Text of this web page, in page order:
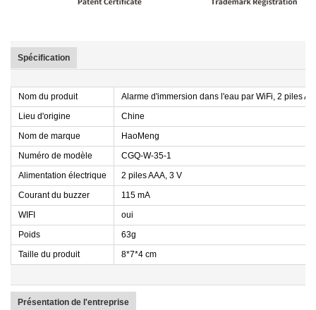
Spécification
Nom du produit
Alarme d'immersion dans l'eau par WiFi, 2 piles
Lieu d'origine
Chine
Nom de marque
HaoMeng
Numéro de modèle
CGQ-W-35-1
Alimentation électrique
2 piles AAA, 3 V
Courant du buzzer
115 mA
WIFI
oui
Poids
63g
Taille du produit
8*7*4 cm
Présentation de l'entreprise